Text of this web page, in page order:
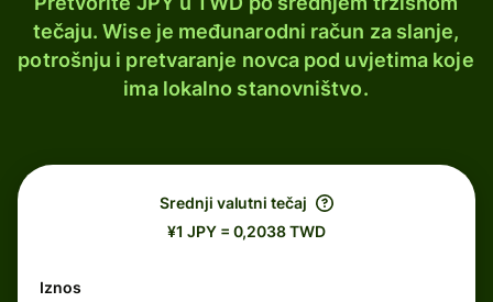
tečaju. Wise je međunarodni račun za slanje,
potrošnju i pretvaranje novca pod uvjetima koje
ima lokalno stanovništvo.
Srednji valutni tečaj
¥1 JPY = 0,2038 TWD
Iznos